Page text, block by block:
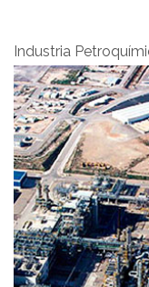
Industria
Industria